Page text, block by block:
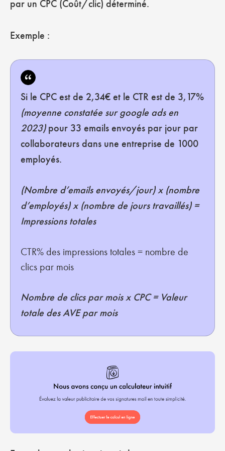
par un CPC (Coût/clic) déterminé.
Exemple :
Si le CPC est de 2,34€ et le CTR est de 3,17%
(moyenne constatée sur google ads en
2023)pour 33 emails envoyés par jour par
collaborateurs dans une entreprise de 1000
employés.
(Nombre d’emails envoyés/jour) x (nombre
d’employés) x (nombre de jours travaillés) =
Impressions totales
CTR% des impressions totales = nombre de
clics par mois
Nombre de clics par mois x CPC = Valeur
totale des AVE par mois